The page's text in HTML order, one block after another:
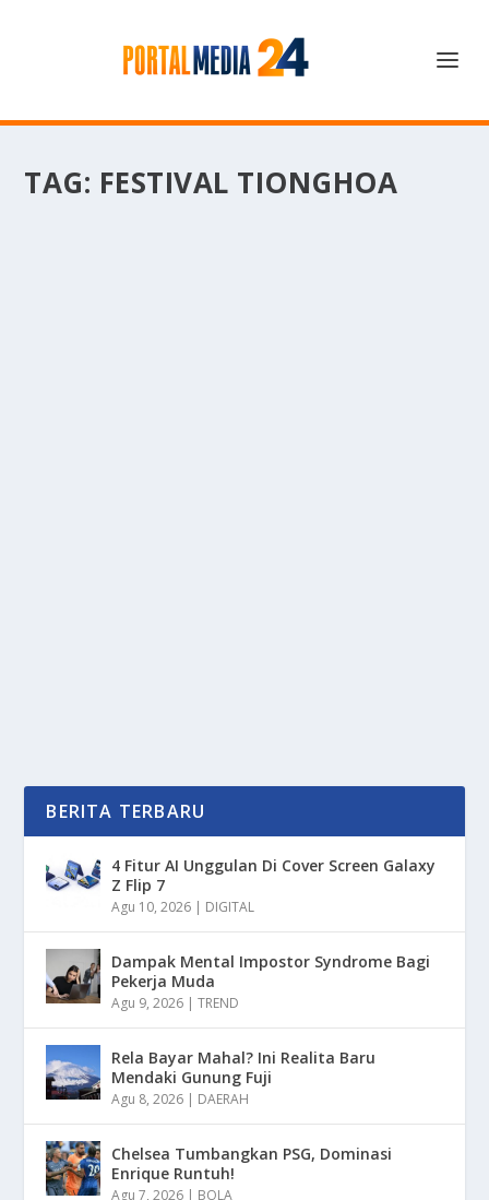
TAG: FESTIVAL TIONGHOA
BERITA TERBARU
4 Fitur AI Unggulan Di Cover Screen Galaxy
Z Flip 7
Agu 10, 2026 | DIGITAL
Dampak Mental Impostor Syndrome Bagi
Pekerja Muda
Agu 9, 2026 |TREND
Rela Bayar Mahal? Ini Realita Baru
Mendaki Gunung Fuji
Agu 8, 2026 | DAERAH
Chelsea Tumbangkan PSG, Dominasi
Enrique Runtuh!
Agu 7, 2026 | BOLA